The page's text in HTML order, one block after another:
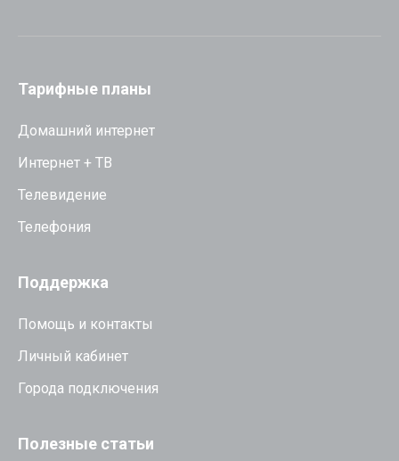
Тарифные планы
Домашний интернет
Интернет + ТВ
Телевидение
Телефония
Поддержка
Помощь и контакты
Личный кабинет
Города подключения
Полезные статьи